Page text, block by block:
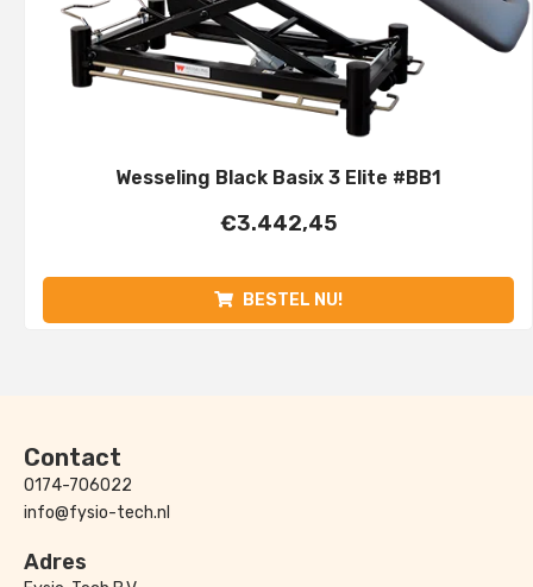
Wesseling Black Basix 3 Elite #BB1
€3.442,45
BESTEL NU!
Contact
0174-706022
info@fysio-tech.nl
Adres